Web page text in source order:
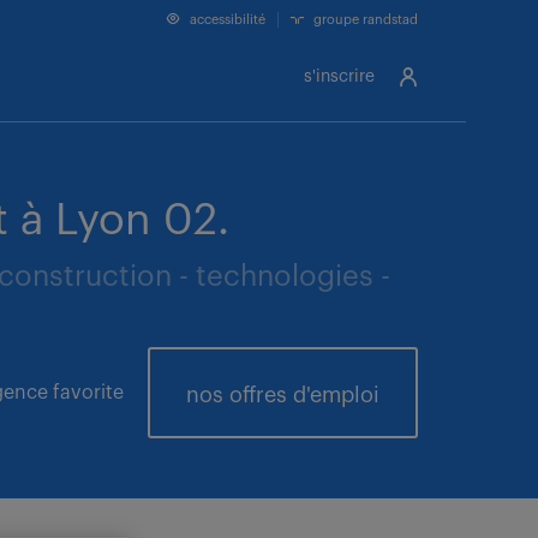
s'inscrire
accessibilité groupe randstad
à Lyon 02.
- technologies -
nos offres d'emploi
favorite